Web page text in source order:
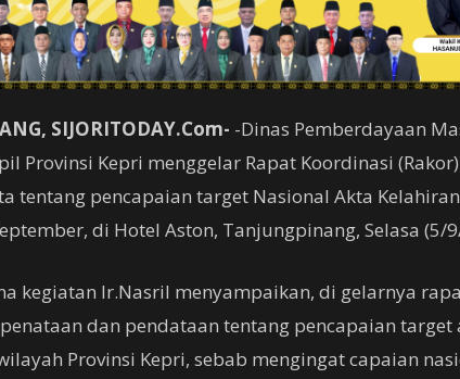
SIJORITODAY.Com- -Dinas Pemberdayaan
Provinsi Kepri menggelar Rapat Koordinasi
tentang pencapaian target Nasional Akta
di Hotel Aston, Tanjungpinang, Selasa (5/
kegiatan Ir.Nasril menyampaikan, di gelarnya
dan pendataan tentang pencapaian target
Provinsi Kepri, sebab mengingat capaian